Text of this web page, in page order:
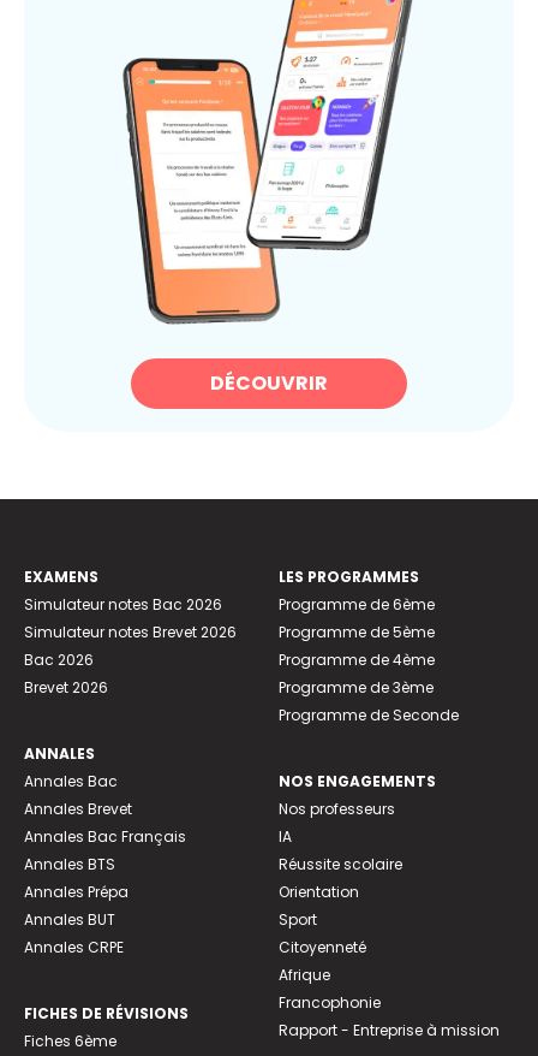
DÉCOUVRIR
EXAMENS
Simulateur notes Bac 2026
Simulateur notes Brevet 2026
Bac 2026
Brevet 2026
ANNALES
Annales Bac
Annales Brevet
Annales Bac Français
Annales BTS
Annales Prépa
Annales BUT
Annales CRPE
FICHES DE RÉVISIONS
Fiches 6ème
LES PROGRAMMES
Programme de 6ème
Programme de 5ème
Programme de 4ème
Programme de 3ème
Programme de Seconde
NOS ENGAGEMENTS
Nos professeurs
IA
Réussite scolaire
Orientation
Sport
Citoyenneté
Afrique
Francophonie
Rapport - Entreprise à mission